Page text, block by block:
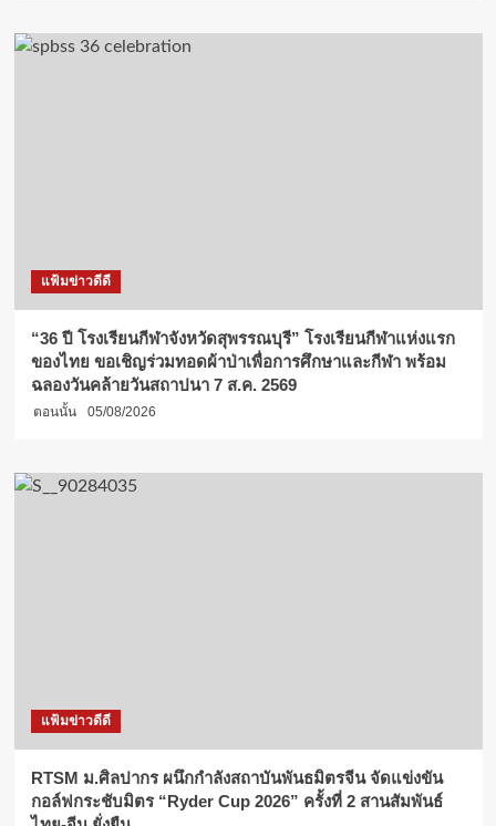
แฟ้มข่าวดีดี
“36 ปี โรงเรียนกีฬาจังหวัดสุพรรณบุรี” โรงเรียนกีฬาแห่งแรก
ของไทย ขอเชิญร่วมทอดผ้าป่าเพื่อการศึกษาและกีฬา พร้อม
ฉลองวันคล้ายวันสถาปนา 7 ส.ค. 2569
ตอนนั้น 05/08/2026
แฟ้มข่าวดีดี
RTSM ม.ศิลปากร ผนึกกำลังสถาบันพันธมิตรจีน จัดแข่งขัน
กอล์ฟกระชับมิตร “Ryder Cup 2026” ครั้งที่ 2 สานสัมพันธ์